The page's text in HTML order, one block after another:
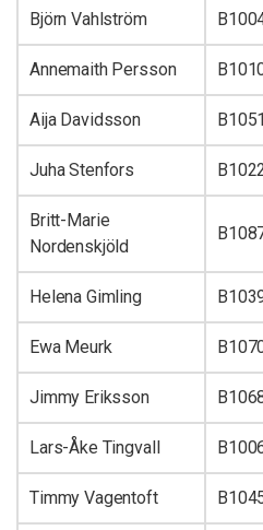
Björn Vahlström
Annemaith Persson
Aija Davidsson
Juha Stenfors
Britt-Marie
Nordenskjöld
Helena Gimling
Ewa Meurk
Jimmy Eriksson
Lars-Åke Tingvall
Timmy Vagentoft